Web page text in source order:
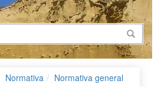
Normativa Normativa general